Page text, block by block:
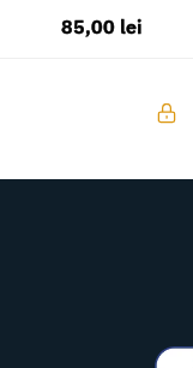
85,00 lei